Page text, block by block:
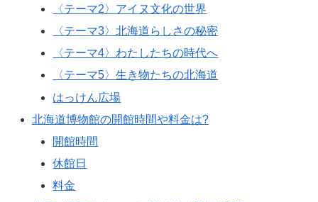
〈テーマ2〉アイヌ文化の世界
〈テーマ3〉北海道らしさの秘密
〈テーマ4〉わたしたちの時代へ
〈テーマ5〉生き物たちの北海道
はっけん広場
北海道博物館の開館時間や料金は?
開館時間
休館日
料金